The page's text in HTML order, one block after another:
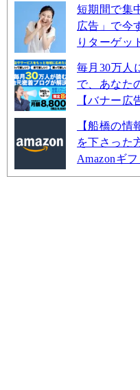
短期間で集
広告」で今
りターゲッ
毎月30万人
で、あなた
【バナー広
【船橋の
を下さった
Amazonギ